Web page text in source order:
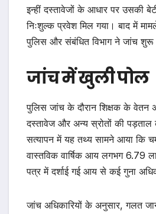
इन्हीं दस्तावेजों के आधार पर उसकी
निःशुल्क प्रवेश मिल गया। बाद में
पुलिस और संबंधित विभाग ने जांच शुरू
जांच में खुली पोल
पुलिस जांच के दौरान शिक्षक के
दस्तावेज और अन्य स्रोतों की पड़ताल
सत्यापन में यह तथ्य सामने आया कि
वास्तविक वार्षिक आय लगभग 6.79
पत्र में दर्शाई गई आय से कई गुना
जांच अधिकारियों के अनुसार, गलत